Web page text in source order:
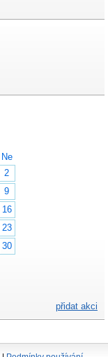
Ne
2
9
16
23
30
přidat akci